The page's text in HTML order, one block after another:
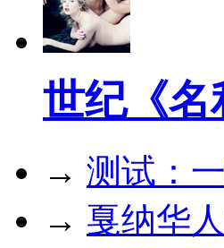
世纪《名
→ 测试：
→ 戛纳华